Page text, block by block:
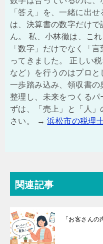
「答え」を、一緒に出
は、決算書の数字だけ
ん。 私、小林徹は、こ
「数字」だけでなく「
ってきました。 正しい
など）を行うのはプロ
一歩踏み込み、領収書
整理し、未来をつくるパ
ずは、「売上」と「人
さい。 →浜松市の税理
関連記事
「お客さん